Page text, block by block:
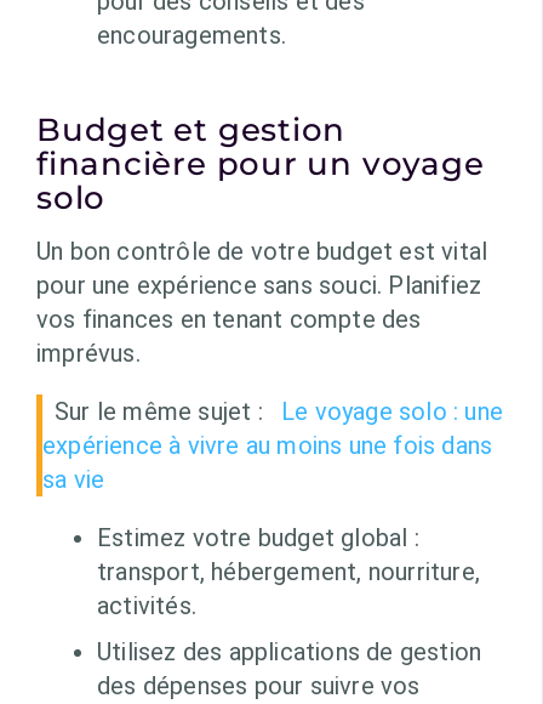
encouragements.
Budget et gestion
financière pour un voyage
solo
Un bon contrôle de votre budget est vital
pour une expérience sans souci. Planifiez
vos finances en tenant compte des
imprévus.
Sur le même sujet :
Le voyage solo : une
expérience à vivre au moins une fois dans
sa vie
Estimez votre budget global :
transport, hébergement, nourriture,
activités.
Utilisez des applications de gestion
des dépenses pour suivre vos